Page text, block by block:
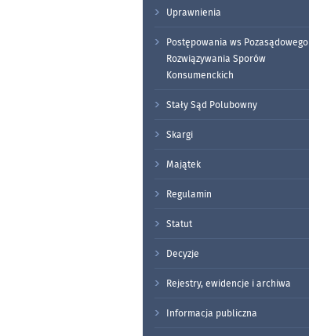
Uprawnienia
Postępowania ws Pozasądowego
Rozwiązywania Sporów
Konsumenckich
Stały Sąd Polubowny
Skargi
Majątek
Regulamin
Statut
Decyzje
Rejestry, ewidencje i archiwa
Informacja publiczna